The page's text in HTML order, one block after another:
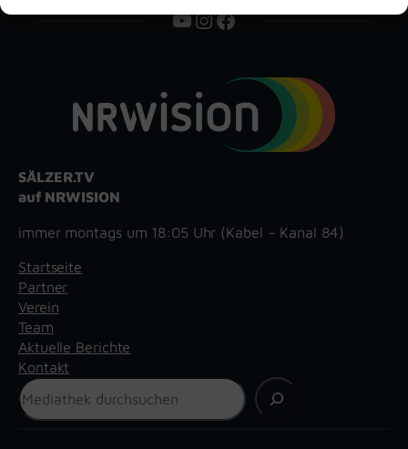
YouTube
Instagram
Facebook
SÄLZER.TV
auf NRWISION
immer montags um 18:05 Uhr (Kabel – Kanal 84)
Startseite
Partner
Verein
Team
Aktuelle Berichte
Kontakt
Suchen